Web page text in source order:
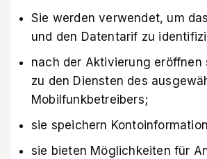
Sie werden verwendet, um
und den Datentarif zu
nach der Aktivierung eröffnen
zu den Diensten des
Mobilfunkbetreibers;
sie speichern
sie bieten Möglichkeiten für